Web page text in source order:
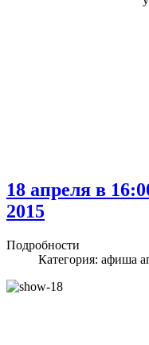
18 апреля в
2015
Подробности
Категория: афиша